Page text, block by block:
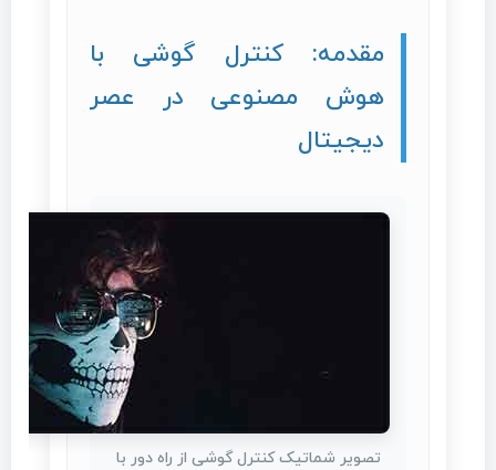
مقدمه: کنترل گوشی با
هوش مصنوعی در عصر
دیجیتال
تصویر شماتیک کنترل گوشی از راه دور با